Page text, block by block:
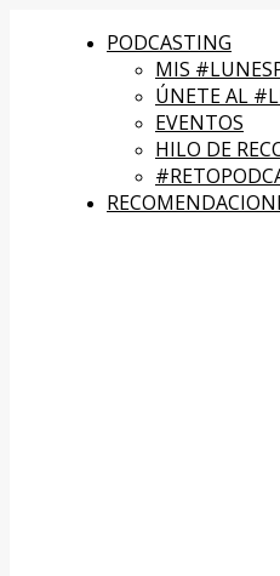
PODCASTING
MIS
ÚNETE AL
EVENTOS
HILO DE